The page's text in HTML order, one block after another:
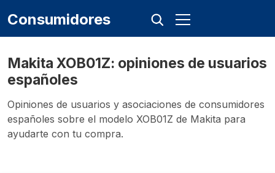
Consumidores
Makita XOB01Z: opiniones de usuarios
españoles
Opiniones de usuarios y asociaciones de consumidores
españoles sobre el modelo XOB01Z de Makita para
ayudarte con tu compra.